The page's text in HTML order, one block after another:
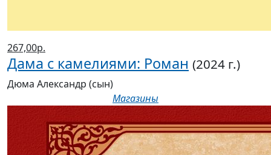
267,00р.
Дама с камелиями: Роман (2024 г.)
Дюма Александр (сын)
Магазины